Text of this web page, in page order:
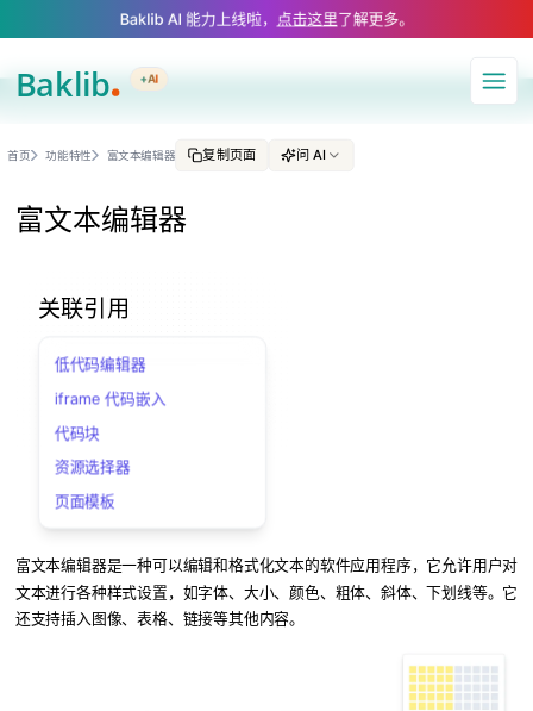
A Markdown version of this page is available at https://
Baklib AI 能力上线啦， 点击这里了解更多。
+AI
导航
首页 功能特性 富文本编辑器 复制页面 问 AI
富文本编辑器
富文本编辑器是一种可以编辑和格式化文本的软件应用程序，它允许用户对
文本进行各种样式设置，如字体、大小、颜色、粗体、斜体、下划线等。它
还支持插入图像、表格、链接等其他内容。
关联引用
低代码编辑器
iframe 代码嵌入
代码块
资源选择器
页面模板